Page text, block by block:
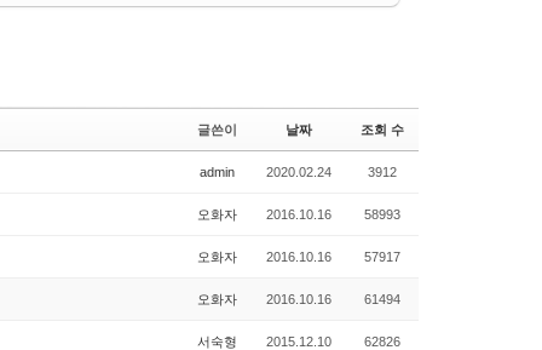
글쓴이 날짜 조회 수
admin 2020.02.24 3912
오화자 2016.10.16 58993
오화자 2016.10.16 57917
오화자 2016.10.16 61494
서숙형 2015.12.10 62826